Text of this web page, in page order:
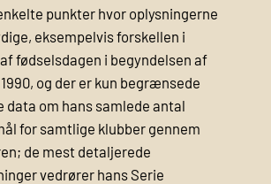
punkter hvor oplysningerne
eksempelvis forskellen i
fødselsdagen i begyndelsen af
og der er kun begrænsede
data om hans samlede antal
for samtlige klubber gennem
de mest detaljerede
vedrører hans Serie